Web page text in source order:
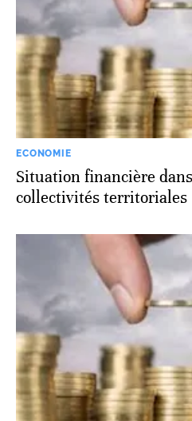
ECONOMIE
Situation financière
collectivités territoriales